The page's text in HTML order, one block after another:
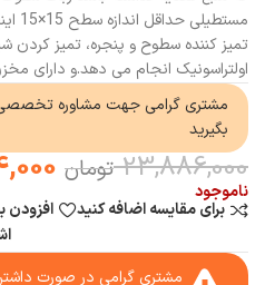
تمیز کننده سطوح و پنجره، تمیز کردن
اولتراسونیک انجام می دهد.و دارای
مشتری گرامی جهت مشاوره تخصصی
بگیرید
23,886,000 تومان
ناموجود
برای مقایسه اضافه کنید
افزودن
مشتری گرامی در صورت